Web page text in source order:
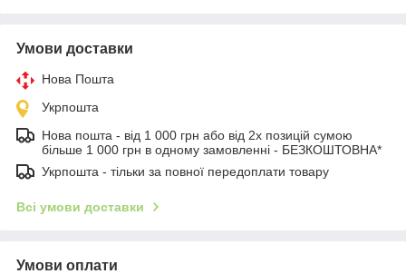
Умови доставки
Нова Пошта
Укрпошта
Нова пошта - від 1 000 грн або від 2х позицій сумою
більше 1 000 грн в одному замовленні - БЕЗКОШТОВНА*
Укрпошта - тільки за повної передоплати товару
Всі умови доставки
Умови оплати